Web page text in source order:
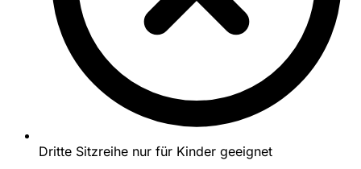
Dritte Sitzreihe nur für Kinder geeignet